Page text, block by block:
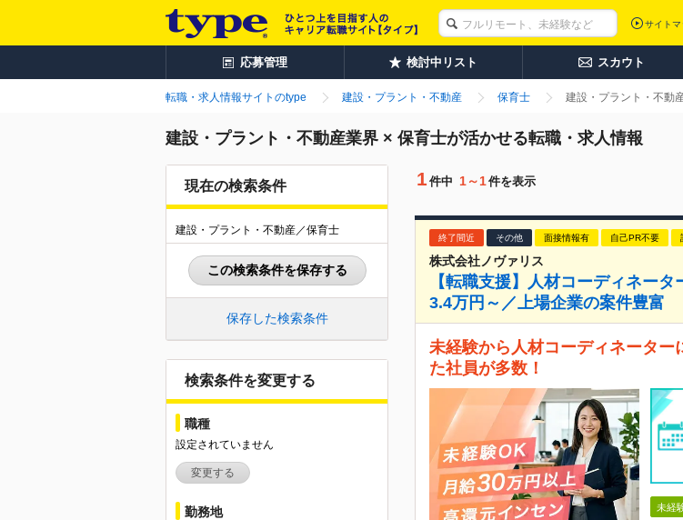
サイトマ
応募管理 検討中リスト スカウト
転職・求人情報サイトのtype 建設・プラント・不動産 保育士 建設・プラント・不動
建設・プラント・不動産業界 × 保育士が活かせる転職・求人情報
現在の検索条件
建設・プラント・不動産／保育士
この検索条件を保存する
保存した検索条件
検索条件を変更する
職種
設定されていません
変更する
勤務地
1 件中 1～1件を表示
終了間近 その他 面接情報有 自己PR不要
株式会社ノヴァリス
【転職支援】人材コーディネー
3.4万円～／上場企業の案件豊富
未経験から人材コーディネータ
た社員が多数！
未経